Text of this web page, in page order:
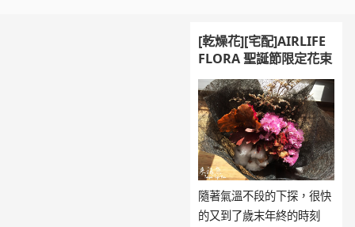
[乾燥花][宅配]AIRLIFE
FLORA 聖誕節限定花束
隨著氣溫不段的下探，很快
的又到了歲末年終的時刻